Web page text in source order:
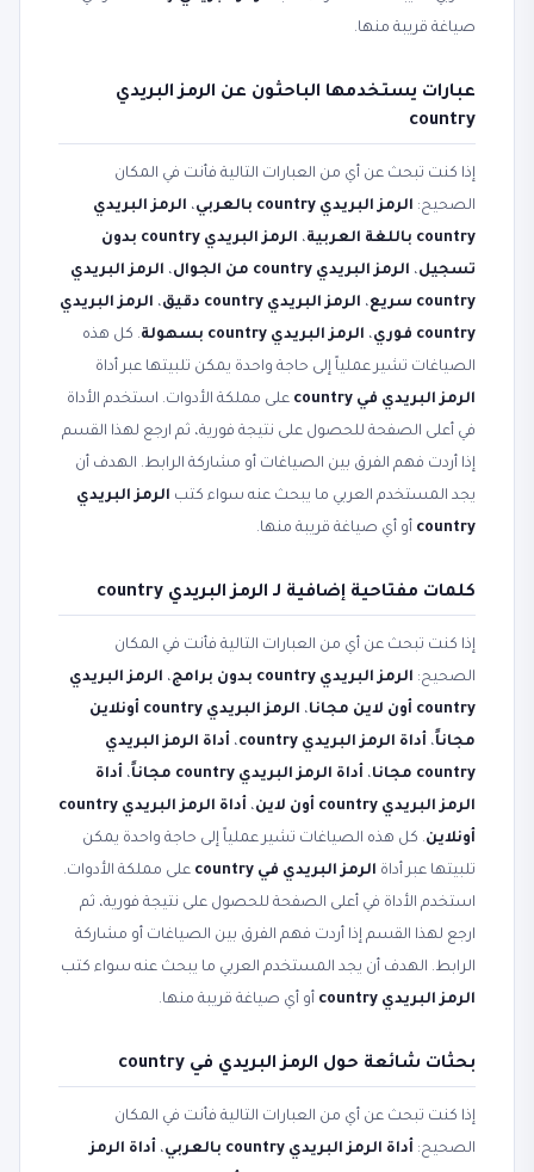
صياغة قريبة منها.
عبارات يستخدمها الباحثون عن الرمز البريدي
country
إذا كنت تبحث عن أي من العبارات التالية فأنت في المكان
الصحيح: الرمز البريدي country بالعربي ، الرمز البريدي
country باللغة العربية
،
الرمز البريدي country بدون
تسجيل، الرمز البريدي country من الجوال ، الرمز البريدي
country سريع
، الرمز البريدي country دقيق ، الرمز البريدي
country فوري
، الرمز البريدي country بسهولة
. كل هذه
الصياغات تشير عملياً إلى حاجة واحدة يمكن تلبيتها عبر أداة
الرمز البريدي في country
على مملكة الأدوات. استخدم الأداة
في أعلى الصفحة للحصول على نتيجة فورية، ثم ارجع لهذا القسم
إذا أردت فهم الفرق بين الصياغات أو مشاركة الرابط. الهدف أن
يجد المستخدم العربي ما يبحث عنه سواء كتب الرمز البريدي
country أو أي صياغة قريبة منها.
كلمات مفتاحية إضافية لـ الرمز البريدي country
إذا كنت تبحث عن أي من العبارات التالية فأنت في المكان
الصحيح: الرمز البريدي country بدون برامج ، الرمز البريدي
country أون لاين مجانا
،
الرمز البريدي country أونلاين
مجاناً، أداة الرمز البريدي country ، أداة الرمز البريدي
country مجانا
، أداة الرمز البريدي country مجاناً ، أداة
الرمز البريدي country أون لاين
،
أداة الرمز البريدي country
أونلاين. كل هذه الصياغات تشير عملياً إلى حاجة واحدة يمكن
تلبيتها عبر أداة الرمز البريدي في country
على مملكة الأدوات.
استخدم الأداة في أعلى الصفحة للحصول على نتيجة فورية، ثم
ارجع لهذا القسم إذا أردت فهم الفرق بين الصياغات أو مشاركة
الرابط. الهدف أن يجد المستخدم العربي ما يبحث عنه سواء كتب
الرمز البريدي country
أو أي صياغة قريبة منها.
بحثات شائعة حول الرمز البريدي في country
إذا كنت تبحث عن أي من العبارات التالية فأنت في المكان
الصحيح: أداة الرمز البريدي country بالعربي ، أداة الرمز